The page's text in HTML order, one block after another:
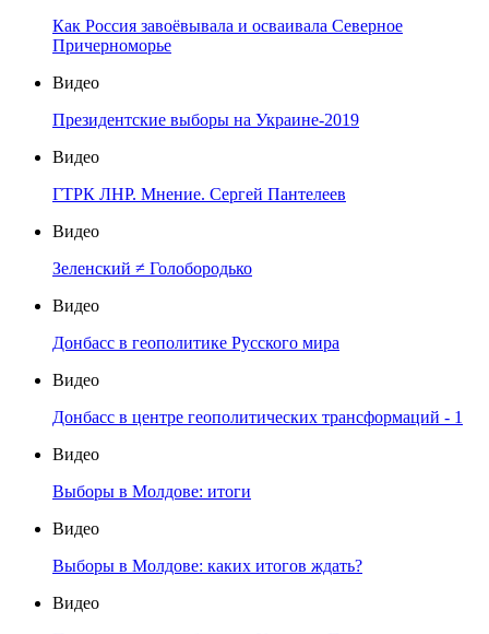
Как Россия завоёвывала и осваивала Северное
Причерноморье
Видео
Президентские выборы на Украине-2019
Видео
ГТРК ЛНР. Мнение. Сергей Пантелеев
Видео
Зеленский ≠ Голобородько
Видео
Донбасс в геополитике Русского мира
Видео
Донбасс в центре геополитических трансформаций - 1
Видео
Выборы в Молдове: итоги
Видео
Выборы в Молдове: каких итогов ждать?
Видео